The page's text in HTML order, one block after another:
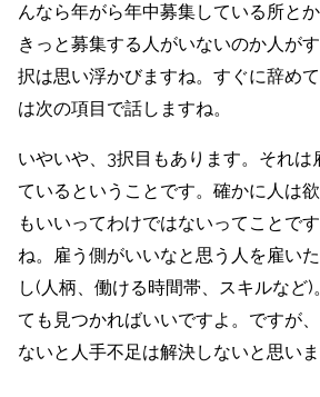
んなら年がら年中募集している所とか
きっと募集する人がいないのか人が
択は思い浮かびますね。すぐに辞め
は次の項目で話しますね。
いやいや、3択目もあります。それは
ているということです。確かに人は
もいいってわけではないってことで
ね。雇う側がいいなと思う人を雇い
し(人柄、働ける時間帯、スキルなど
ても見つかればいいですよ。ですが
ないと人手不足は解決しないと思いま